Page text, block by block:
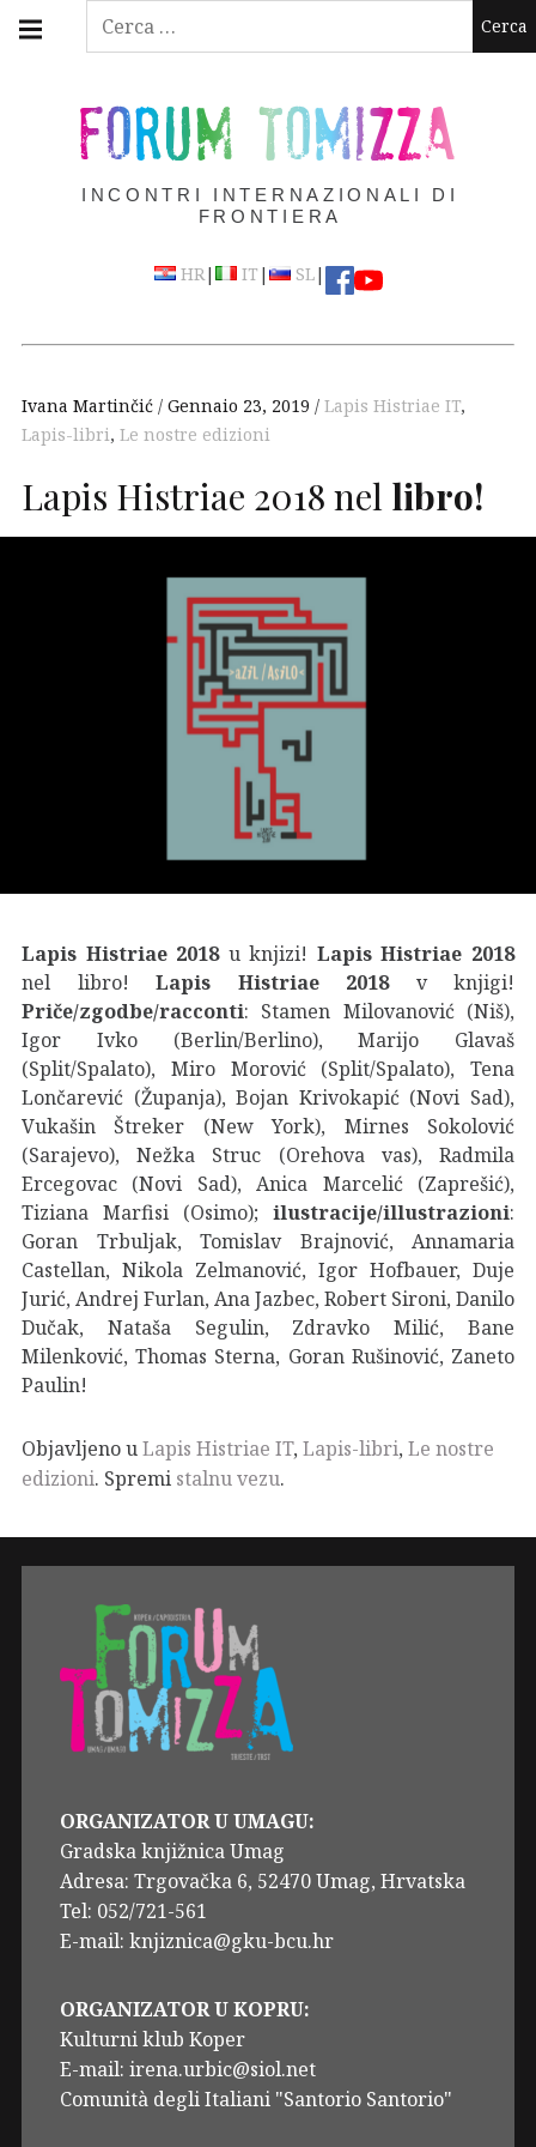
Ricerca
Skip
FORUM TOMIZZA
INCONTRI INTERNAZIONALI DI
FRONTIERA
HR| IT | SL|
navigation
Ivana Martinčić Gennaio 23, 2019 Lapis Histriae IT,
Lapis-libri, Le nostre edizioni
Lapis Histriae 2018 nel libro!
Lapis Histriae 2018u knjizi! Lapis Histriae 2018
nel libro! Lapis Histriae 2018 v knjigi!
Priče/zgodbe/racconti: Stamen Milovanović (Niš),
Igor Ivko (Berlin/Berlino), Marijo Glavaš
(Split/Spalato), Miro Morović (Split/Spalato), Tena
Lončarević (Županja), Bojan Krivokapić (Novi Sad),
Vukašin Štreker (New York), Mirnes Sokolović
(Sarajevo), Nežka Struc (Orehova vas), Radmila
Ercegovac (Novi Sad), Anica Marcelić (Zaprešić),
Tiziana Marfisi (Osimo); ilustracije/illustrazioni:
Goran Trbuljak, Tomislav Brajnović, Annamaria
Castellan, Nikola Zelmanović, Igor Hofbauer, Duje
Jurić, Andrej Furlan, Ana Jazbec, Robert Sironi, Danilo
Dučak, Nataša Segulin, Zdravko Milić, Bane
Milenković, Thomas Sterna, Goran Rušinović, Zaneto
Paulin!
Objavljeno uLapis Histriae IT, Lapis-libri, Le nostre
edizioni. Spremi stalnu vezu.
ORGANIZATOR U UMAGU:
Gradska knjižnica Umag
Adresa: Trgovačka 6, 52470 Umag, Hrvatska
Tel: 052/721-561
E-mail: knjiznica@gku-bcu.hr
ORGANIZATOR U KOPRU:
Kulturni klub Koper
E-mail: irena.urbic@siol.net
Comunità degli Italiani "Santorio Santorio"